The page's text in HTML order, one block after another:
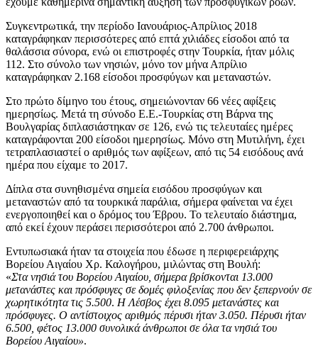
Συγκεντρωτικά, την περίοδο Ιανουάριος-Απρίλιος 2018
καταγράφηκαν περισσότερες από επτά χιλιάδες είσοδοι από τα
θαλάσσια σύνορα, ενώ οι επιστροφές στην Τουρκία, ήταν μόλις
112. Στο σύνολο των νησιών, μόνο τον μήνα Απρίλιο
καταγράφηκαν 2.168 είσοδοι προσφύγων και μεταναστών.
Στο πρώτο δίμηνο του έτους, σημειώνονταν 66 νέες αφίξεις
ημερησίως. Μετά τη σύνοδο Ε.Ε.-Τουρκίας στη Βάρνα της
Βουλγαρίας διπλασιάστηκαν σε 126, ενώ τις τελευταίες ημέρες
καταγράφονται 200 είσοδοι ημερησίως. Μόνο στη Μυτιλήνη, έχει
τετραπλασιαστεί ο αριθμός των αφίξεων, από τις 54 εισόδους ανά
ημέρα που είχαμε το 2017.
Δίπλα στα συνηθισμένα σημεία εισόδου προσφύγων και
μεταναστών από τα τουρκικά παράλια, σήμερα φαίνεται να έχει
ενεργοποιηθεί και ο δρόμος του Έβρου. Το τελευταίο διάστημα,
από εκεί έχουν περάσει περισσότεροι από 2.700 άνθρωποι.
Εντυπωσιακά ήταν τα στοιχεία που έδωσε η περιφερειάρχης
Βορείου Αιγαίου Χρ. Καλογήρου, μιλώντας στη Βουλή:
«Στα νησιά του Βορείου Αιγαίου, σήμερα βρίσκονται 13.000
μετανάστες και πρόσφυγες σε δομές φιλοξενίας που δεν ξεπερνούν σε
χωρητικότητα τις 5.500. Η Λέσβος έχει 8.095 μετανάστες και
πρόσφυγες. Ο αντίστοιχος αριθμός πέρυσι ήταν 3.050. Πέρυσι ήταν
6.500, φέτος 13.000 συνολικά άνθρωποι σε όλα τα νησιά του
Βορείου Αιγαίου».